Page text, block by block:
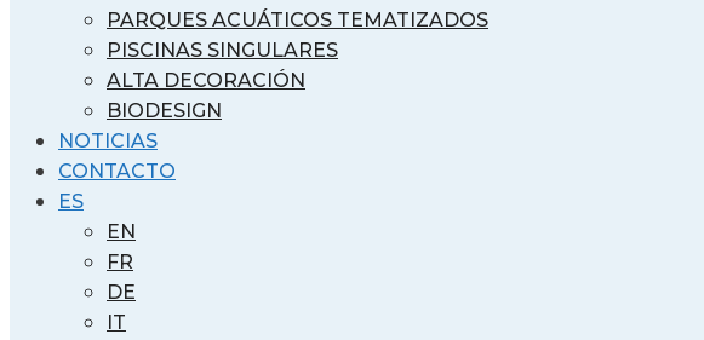
PARQUES ACUÁTICOS TEMATIZADOS
PISCINAS SINGULARES
ALTA DECORACIÓN
BIODESIGN
NOTICIAS
CONTACTO
ES
EN
FR
DE
IT